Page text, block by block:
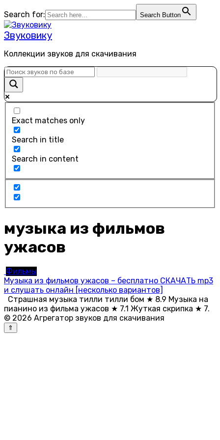
к
содержанию
Search for: Search Button
Звуковику
Коллекции звуков для скачивания
Exact matches only
Search in title
Search in content
музыка из фильмов
ужасов
Фильмы
Музыка из фильмов ужасов – бесплатно СКАЧАТЬ mp3
и слушать онлайн [несколько вариантов]
Страшная музыка тилли тилли бом ★ 8.9 Музыка на
пианино из фильма ужасов ★ 7.1 Жуткая скрипка ★ 7.
© 2026 Агрегатор звуков для скачивания